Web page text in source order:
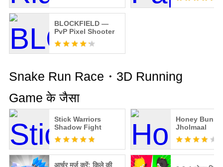
BLOCKFIELD —
PvP Pixel Shooter
Snake Run Race・3D Running
Game के जैसा
Stick Warriors
Shadow Fight
Honey Bunny
Jholmaal
आर्चर मर्ज करें: किले की